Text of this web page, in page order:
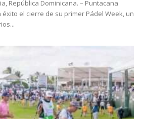
República Dominicana. – Puntacana
el cierre de su primer Pádel Week, un